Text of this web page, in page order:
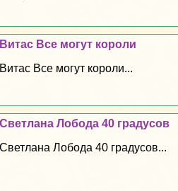
Витас Все могут короли
Витас Все могут короли...
Светлана Лобода 40 градусов
Светлана Лобода 40 градусов...